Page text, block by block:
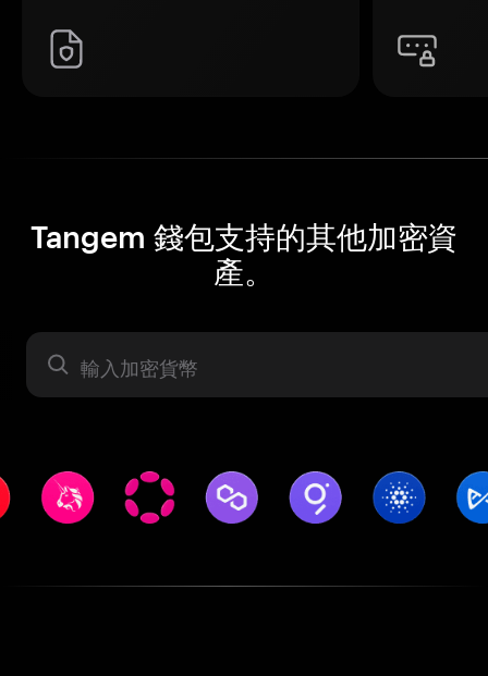
Tangem 錢包支持的其他加密資
產。
資產